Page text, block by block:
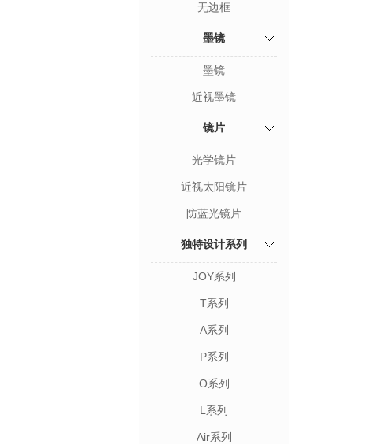
无边框
墨镜
墨镜
近视墨镜
镜片
光学镜片
近视太阳镜片
防蓝光镜片
独特设计系列
JOY系列
T系列
A系列
P系列
O系列
L系列
Air系列